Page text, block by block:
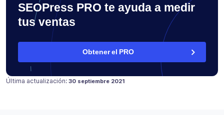
SEOPress PRO te ayuda a medir
tus ventas
Obtener el PRO
Última actualización: Publicado en
18 julio 2021
30 septiembre 2021